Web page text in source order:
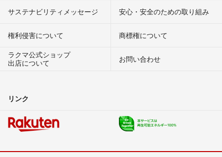
サステナビリティメッセージ 安心・安全のための取り組み
権利侵害について
商標権について
ラクマ公式ショップ
出店について
お問い合わせ
リンク